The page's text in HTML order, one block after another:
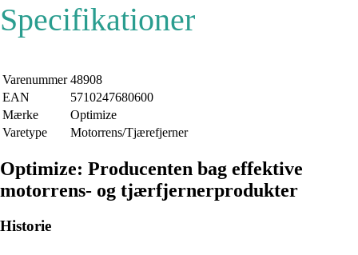
Specifikationer
Varenummer 48908
EAN
5710247680600
Mærke
Optimize
Varetype
Motorrens/Tjærefjerner
Optimize: Producenten bag effektive
motorrens- og tjærfjernerprodukter
Historie